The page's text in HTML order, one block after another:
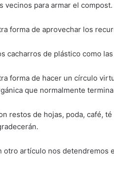
vecinos para armar el compost.
forma de aprovechar los
cacharros de plástico como
forma de hacer un círculo
que normalmente
restos de hojas, poda, café,
otro artículo nos detendremos